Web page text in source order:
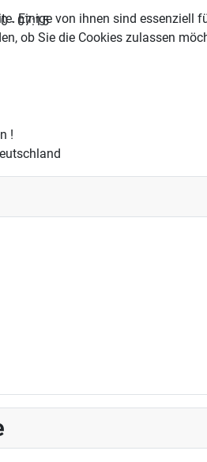
- 07:15
!
Einige von ihnen sind essenziell
ob Sie die Cookies zulassen